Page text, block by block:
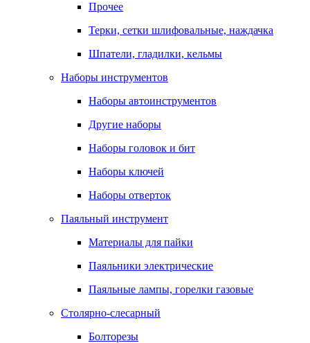
Прочее
Терки, сетки шлифовальные, наждачка
Шпатели, гладилки, кельмы
Наборы инструментов
Наборы автоинструментов
Другие наборы
Наборы головок и бит
Наборы ключей
Наборы отверток
Паяльный инструмент
Материалы для пайки
Паяльники электрические
Паяльные лампы, горелки газовые
Столярно-слесарный
Болторезы